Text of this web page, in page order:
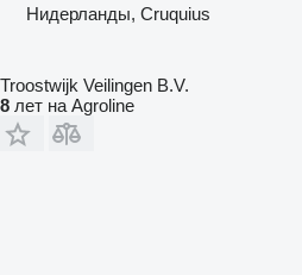
Нидерланды, Cruquius
Troostwijk Veilingen B.V.
8 лет на Agroline